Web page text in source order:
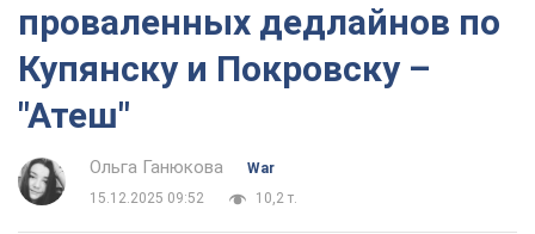
проваленных дедлайнов по
Купянску и Покровску –
"Атеш"
Ольга Ганюкова
War
15.12.2025 09:52
10,2 т.